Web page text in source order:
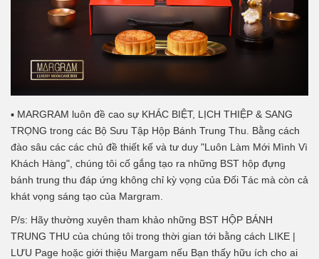
▪ MARGRAM luôn đề cao sự KHÁC BIỆT, LỊCH THIỆP & SANG
TRỌNG trong các Bộ Sưu Tập Hộp Bánh Trung Thu. Bằng cách
đào sâu các các chủ đề thiết kế và tư duy "Luôn Làm Mới Mình Vì
Khách Hàng", chúng tôi cố gắng tạo ra những BST hộp đựng
bánh trung thu đáp ứng không chỉ kỳ vọng của Đối Tác mà còn cả
khát vọng sáng tạo của Margram.
P/s: Hãy thường xuyên tham khảo những BST HỘP BÁNH
TRUNG THU của chúng tôi trong thời gian tới bằng cách LIKE |
LƯU Page hoặc giới thiệu Margam nếu Bạn thấy hữu ích cho ai